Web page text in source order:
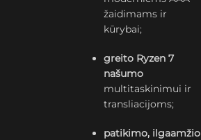
žaidimams ir
kūrybai;
greito Ryzen 7
našumo
multitaskinimui ir
transliacijoms;
patikimo, ilgaamžio